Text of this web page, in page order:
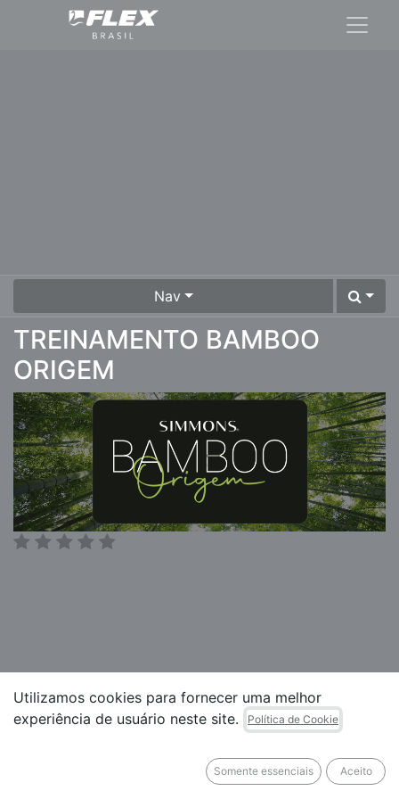
Nav
TREINAMENTO BAMBOO
ORIGEM
Utilizamos cookies para fornecer uma melhor
experiência de usuário neste site.
Política de Cookie
Somente essenciais Aceito